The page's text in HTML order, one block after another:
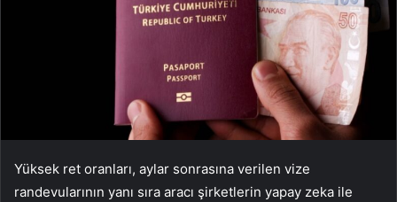
Yüksek ret oranları, aylar sonrasına verilen vize
randevularının yanı sıra aracı şirketlerin yapay zeka ile